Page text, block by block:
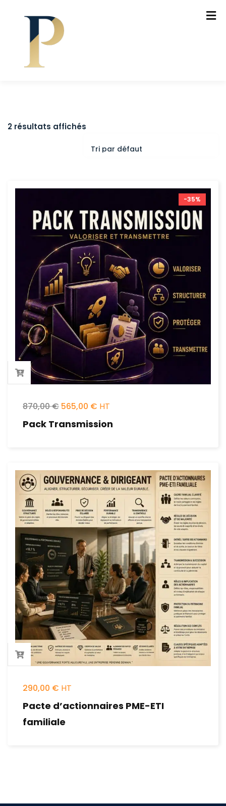
2 résultats affichés
-35%
870,00€ 565,00 €
Pack Transmission
290,00 €
Pacte d’actionnaires PME-ETI
familiale